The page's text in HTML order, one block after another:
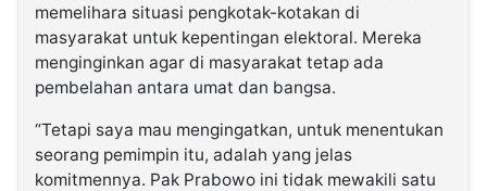
memelihara situasi pengkotak-kotakan di
masyarakat untuk kepentingan elektoral. Mereka
menginginkan agar di masyarakat tetap ada
pembelahan antara umat dan bangsa.
“Tetapi saya mau mengingatkan, untuk menentukan
seorang pemimpin itu, adalah yang jelas
komitmennya. Pak Prabowo ini tidak mewakili satu